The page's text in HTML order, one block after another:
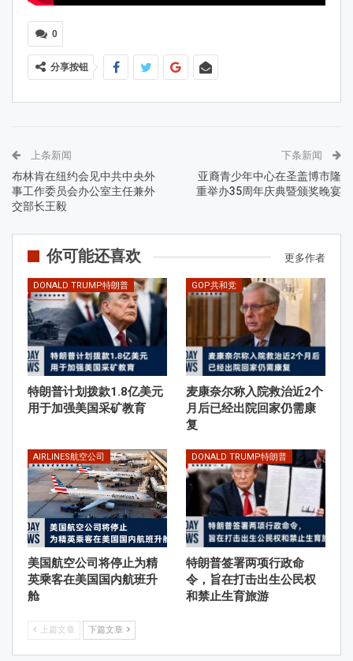
0
分享按钮
上条新闻
布林肯在纽约会见中共中央外
事工作委员会办公室主任兼外
交部长王毅
下条新闻
亚裔青少年中心在圣盖博市隆
重举办35周年庆典暨颁奖晚宴
你可能还喜欢 更多作者
DONALD TRUMP特朗普
特朗普计划拨款1.8亿美元
用于加强美国采矿教育
GOP共和党
麦康奈尔称入院救治近2个
月后已经出院回家仍需康
复
AIRLINES航空公司
美国航空公司将停止为精
英乘客在美国国内航班升
舱
DONALD TRUMP特朗普
特朗普签署两项行政命
令，旨在打击出生公民权
和禁止生育旅游
上篇文章 下篇文章